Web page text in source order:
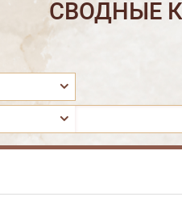
СВОДНЫЕ